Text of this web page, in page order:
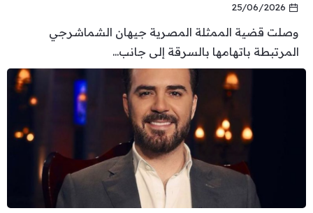
25/06/2026
وصلت قضية الممثلة المصرية جيهان الشماشرجي
المرتبطة باتهامها بالسرقة إلى جانب...